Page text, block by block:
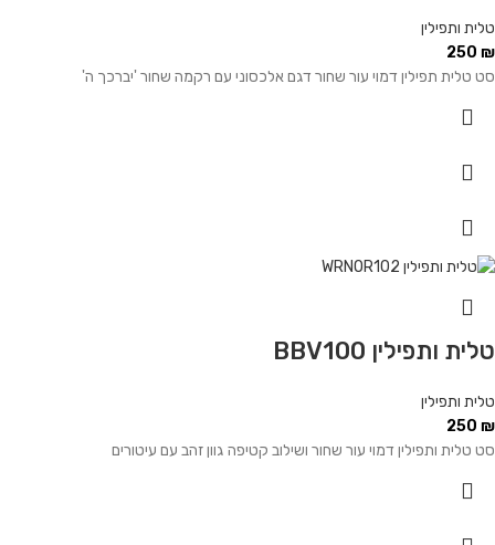
טלית ותפילין
250 ₪
סט טלית תפילין דמוי עור שחור דגם אלכסוני עם רקמה שחור 'יברכך ה'
טלית ותפילין BBV100
טלית ותפילין
250 ₪
סט טלית ותפילין דמוי עור שחור ושילוב קטיפה גוון זהב עם עיטורים